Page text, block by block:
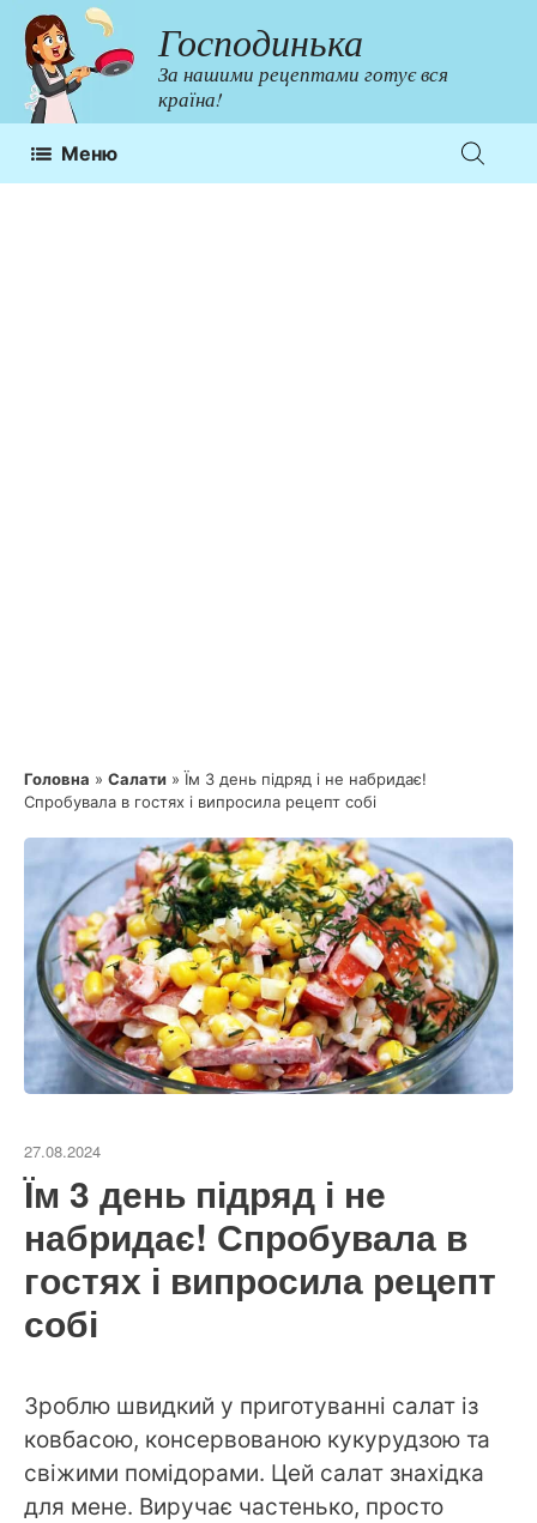
Перейти
до
контенту
Господинька
За нашими рецептами готує вся
країна!
Меню
Головна » Салати » Їм 3 день підряд і не набридає!
Спробувала в гостях і випросила рецепт собі
27.08.2024
Їм 3 день підряд і не
набридає! Спробувала в
гостях і випросила рецепт
собі
Зроблю швидкий у приготуванні салат із
ковбасою, консервованою кукурудзою та
свіжими помідорами. Цей салат знахідка
для мене. Виручає частенько, просто